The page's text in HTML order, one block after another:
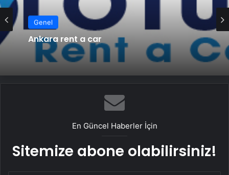
Genel
Ankara rent a car
En Güncel Haberler İçin
Sitemize abone olabilirsiniz!